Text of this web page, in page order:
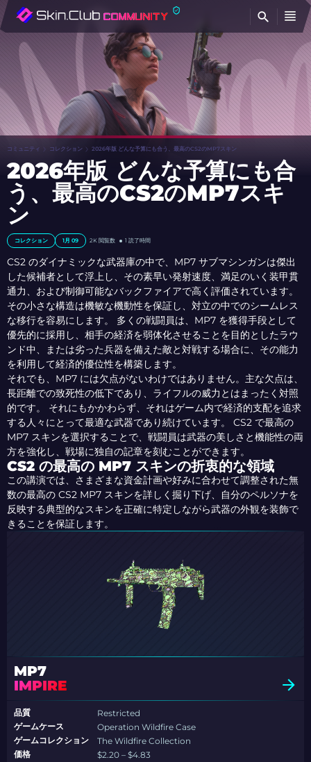
コミュニティ コレクション 2026年版 どんな予算にも合う、最高のCS2のMP7スキン
2026年版 どんな予算にも合
う、最高のCS2のMP7スキ
ン
コレクション 1月 09 2K 閲覧数 1 読了時間
CS2 のダイナミックな武器庫の中で、MP7 サブマシンガンは傑出
した候補者として浮上し、その素早い発射速度、満足のいく装甲貫
通力、および制御可能なバックファイアで高く評価されています。
その小さな構造は機敏な機動性を保証し、対立の中でのシームレス
な移行を容易にします。 多くの戦闘員は、MP7 を獲得手段として
優先的に採用し、相手の経済を弱体化させることを目的としたラウ
ンド中、または劣った兵器を備えた敵と対戦する場合に、その能力
を利用して経済的優位性を構築します。
それでも、MP7 には欠点がないわけではありません。主な欠点は、
長距離での致死性の低下であり、ライフルの威力とはまったく対照
的です。 それにもかかわらず、それはゲーム内で経済的支配を追求
する人々にとって最適な武器であり続けています。 CS2 で最高の
MP7 スキンを選択することで、戦闘員は武器の美しさと機能性の両
方を強化し、戦場に独自の記章を刻むことができます。
CS2 の最高の MP7 スキンの折衷的な領域
この講演では、さまざまな資金計画や好みに合わせて調整された無
数の最高の CS2 MP7 スキンを詳しく掘り下げ、自分のペルソナを
反映する典型的なスキンを正確に特定しながら武器の外観を装飾で
きることを保証します。
MP7
IMPIRE
品質
Restricted
ゲームケース
Operation Wildfire Case
ゲームコレクション
The Wildfire Collection
価格
$2.20 – $4.83